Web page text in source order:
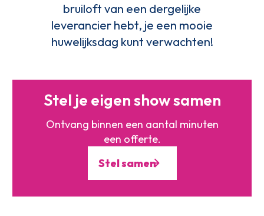
bruiloft van een dergelijke
leverancier hebt, je een mooie
huwelijksdag kunt verwachten!
Stel je eigen show samen
Ontvang binnen een aantal minuten
een offerte.
Stel samen